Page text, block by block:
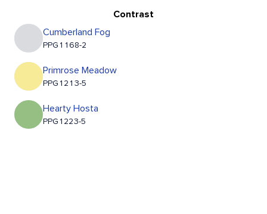
Contrast
Cumberland Fog
PPG1168-2
Primrose Meadow
PPG1213-5
Hearty Hosta
PPG1223-5